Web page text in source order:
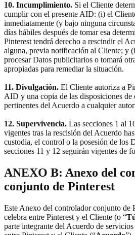
10. Incumplimiento. Si el Cliente
cumplir con el presente AID: (i) el
inmediatamente (y bajo ninguna
días hábiles después de tomar esa
Pinterest tendrá derecho a rescindir el
alguna, previa notificación al Cliente; y
procesar Datos publicitarios o tomará
apropiadas para remediar la situación.
11. Divulgación. El Cliente autoriza a
AID y una copia de las disposiciones de
pertinentes del Acuerdo a cualquier
12. Supervivencia. Las secciones 1 al
vigentes tras la rescisión del Acuerdo
custodia, el control o la posesión de los
secciones 11 y 12 seguirán vigentes de
ANEXO B: Anexo del
conjunto de Pinterest
Este Anexo del controlador conjunto de
celebra entre Pinterest y el Cliente (o “
parte integrante del Acuerdo de